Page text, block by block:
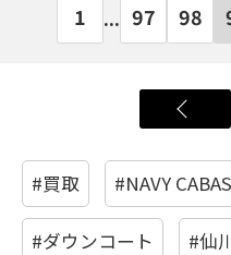
1 ... 97 98
#買取 #NAVY
#ダウンコート #仙